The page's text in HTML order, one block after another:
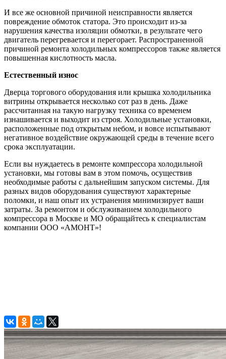
И все же основной причиной неисправности является
повреждение обмоток статора. Это происходит из-за
нарушения качества изоляции обмотки, в результате чего
двигатель перегревается и перегорает. Распространенной
причиной ремонта холодильных компрессоров также является
повышенная кислотность масла.
Естественный износ
Дверца торгового оборудования или крышка холодильника
витрины открывается несколько сот раз в день. Даже
рассчитанная на такую нагрузку техника со временем
изнашивается и выходит из строя. Холодильные установки,
расположенные под открытым небом, и вовсе испытывают
негативное воздействие окружающей среды в течение всего
срока эксплуатации.
Если вы нуждаетесь в ремонте компрессора холодильной
установки, мы готовы вам в этом помочь, осуществив
необходимые работы с дальнейшим запуском системы. Для
разных видов оборудования существуют характерные
поломки, и наш опыт их устранения минимизирует ваши
затраты. За ремонтом и обслуживанием холодильного
компрессора в Москве и МО обращайтесь к специалистам
компании ООО «АМОНТ»!